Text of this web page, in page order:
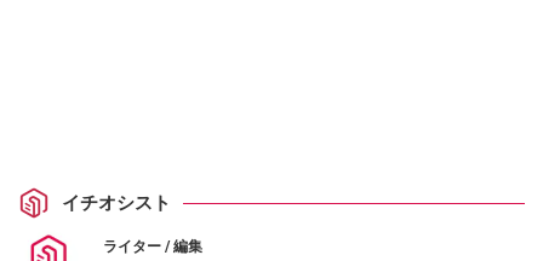
イチオシスト
ライター / 編集